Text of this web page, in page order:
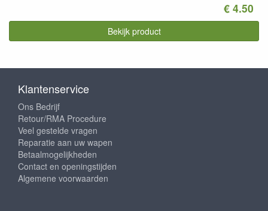
€ 4.50
Bekijk product
Klantenservice
Ons Bedrijf
Retour/RMA Procedure
Veel gestelde vragen
Reparatie aan uw wapen
Betaalmogelijkheden
Contact en openingstijden
Algemene voorwaarden